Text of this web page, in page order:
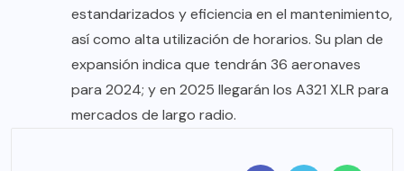
estandarizados y eficiencia en el mantenimiento,
así como alta utilización de horarios. Su plan de
expansión indica que tendrán 36 aeronaves
para 2024; y en 2025 llegarán los A321 XLR para
mercados de largo radio.